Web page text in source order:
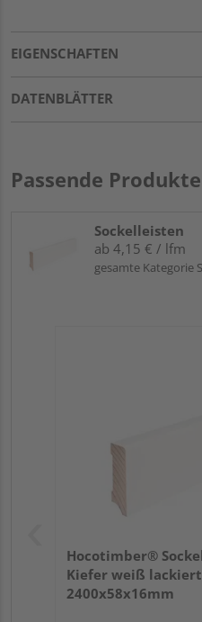
EIGENSCHAFTEN
DATENBLÄTTER
Passende Produkte
Sockelleisten
ab 4,15 € / lfm
gesamte Kategorie
Hocotimber®
Kiefer weiß lackiert
2400x58x16mm